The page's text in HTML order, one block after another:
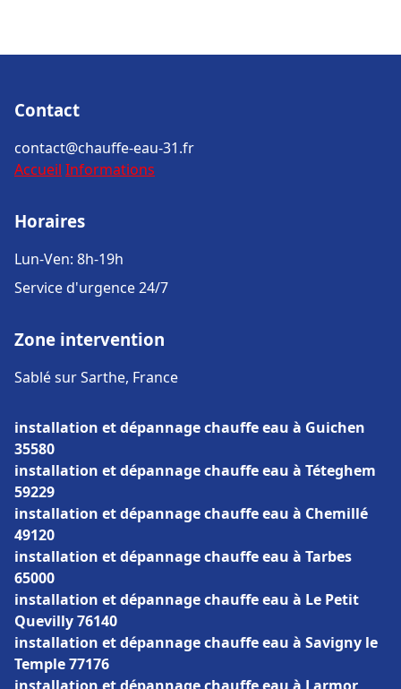
Contact
contact@chauffe-eau-31.fr
Accueil Informations
Horaires
Lun-Ven: 8h-19h
Service d'urgence 24/7
Zone intervention
Sablé sur Sarthe, France
installation et dépannage chauffe eau à Guichen
35580
installation et dépannage chauffe eau à Téteghem
59229
installation et dépannage chauffe eau à Chemillé
49120
installation et dépannage chauffe eau à Tarbes
65000
installation et dépannage chauffe eau à Le Petit
Quevilly 76140
installation et dépannage chauffe eau à Savigny le
Temple 77176